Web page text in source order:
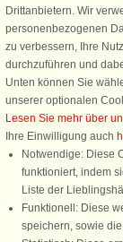
Erhalten Sie einen
Ferienhausurlaub -
an. Verpassen Sie
Urlaubstipps!
Drittanbietern. Wir
personenbezogenen
zu verbessern, Ihre
durchzuführen und
Unten können Sie
unserer optionalen
Lesen Sie mehr über
Ihre Einwilligung auch
Notwendige: Diese
funktioniert, indem
Liste der
Funktionell: Diese
speichern, sowie